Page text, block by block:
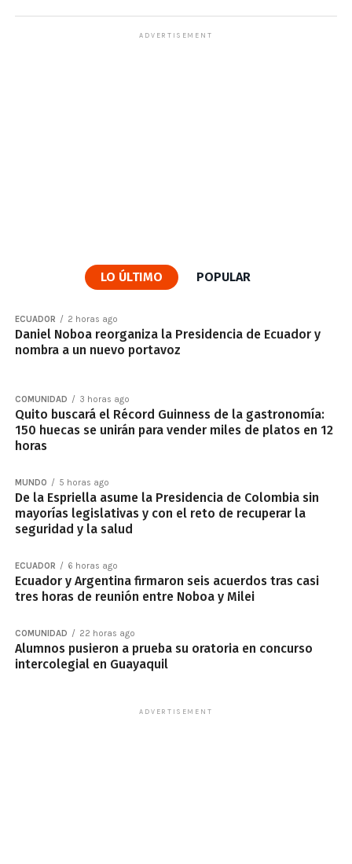
ADVERTISEMENT
LO ÚLTIMO POPULAR
ECUADOR 2 horas ago
Daniel Noboa reorganiza la Presidencia de Ecuador y
nombra a un nuevo portavoz
COMUNIDAD 3 horas ago
Quito buscará el Récord Guinness de la gastronomía:
150 huecas se unirán para vender miles de platos en 12
horas
MUNDO 5 horas ago
De la Espriella asume la Presidencia de Colombia sin
mayorías legislativas y con el reto de recuperar la
seguridad y la salud
ECUADOR 6 horas ago
Ecuador y Argentina firmaron seis acuerdos tras casi
tres horas de reunión entre Noboa y Milei
COMUNIDAD 22 horas ago
Alumnos pusieron a prueba su oratoria en concurso
intercolegial en Guayaquil
ADVERTISEMENT